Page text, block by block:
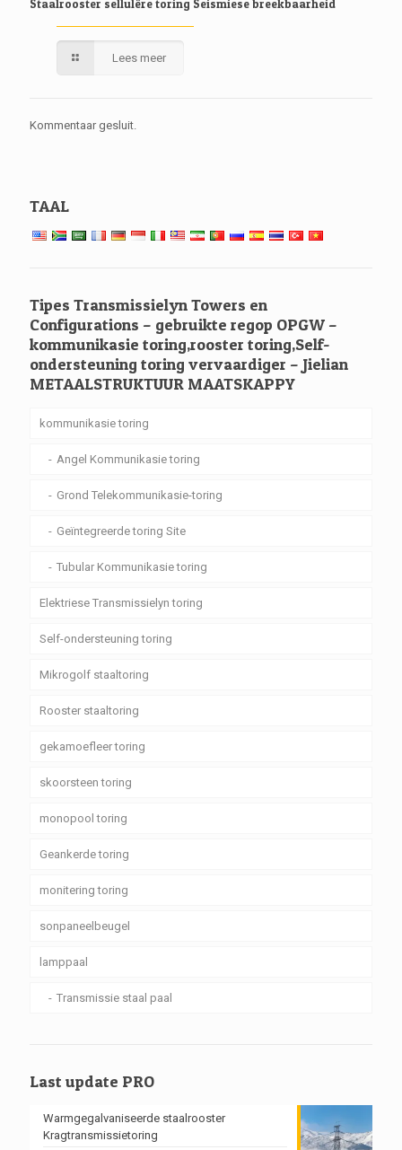
Staalrooster sellulêre toring Seismiese breekbaarheid
Lees meer
Kommentaar gesluit.
TAAL
Tipes Transmissielyn Towers en
Configurations – gebruikte regop OPGW –
kommunikasie toring,rooster toring,Self-
ondersteuning toring vervaardiger – Jielian
METAALSTRUKTUUR MAATSKAPPY
kommunikasie toring
Angel Kommunikasie toring
Grond Telekommunikasie-toring
Geïntegreerde toring Site
Tubular Kommunikasie toring
Elektriese Transmissielyn toring
Self-ondersteuning toring
Mikrogolf staaltoring
Rooster staaltoring
gekamoefleer toring
skoorsteen toring
monopool toring
Geankerde toring
monitering toring
sonpaneelbeugel
lamppaal
Transmissie staal paal
Last update PRO
Warmgegalvaniseerde staalrooster
Kragtransmissietoring